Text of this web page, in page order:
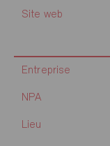
Site web
Entreprise
NPA
Lieu